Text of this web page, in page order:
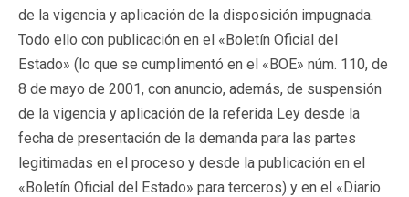
de la vigencia y aplicación de la disposición impugnada.
Todo ello con publicación en el «Boletín Oficial del
Estado» (lo que se cumplimentó en el «BOE» núm. 110, de
8 de mayo de 2001, con anuncio, además, de suspensión
de la vigencia y aplicación de la referida Ley desde la
fecha de presentación de la demanda para las partes
legitimadas en el proceso y desde la publicación en el
«Boletín Oficial del Estado» para terceros) y en el «Diario